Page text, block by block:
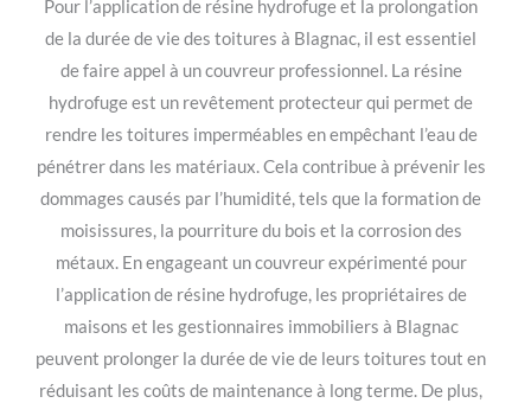
Pour l’application de résine hydrofuge et la prolongation
de la durée de vie des toitures à Blagnac, il est essentiel
de faire appel à un couvreur professionnel. La résine
hydrofuge est un revêtement protecteur qui permet de
rendre les toitures imperméables en empêchant l’eau de
pénétrer dans les matériaux. Cela contribue à prévenir les
dommages causés par l’humidité, tels que la formation de
moisissures, la pourriture du bois et la corrosion des
métaux. En engageant un couvreur expérimenté pour
l’application de résine hydrofuge, les propriétaires de
maisons et les gestionnaires immobiliers à Blagnac
peuvent prolonger la durée de vie de leurs toitures tout en
réduisant les coûts de maintenance à long terme. De plus,